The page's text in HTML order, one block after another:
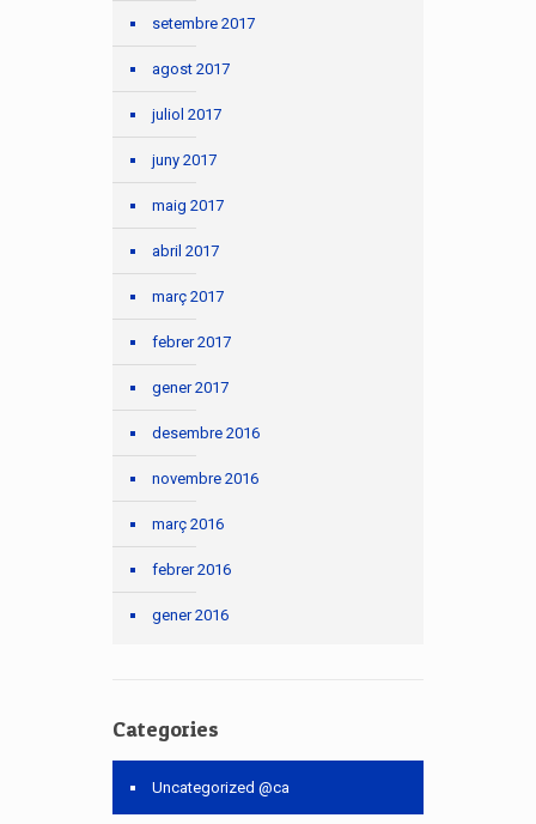
setembre 2017
agost 2017
juliol 2017
juny 2017
maig 2017
abril 2017
març 2017
febrer 2017
gener 2017
desembre 2016
novembre 2016
març 2016
febrer 2016
gener 2016
Categories
Uncategorized @ca